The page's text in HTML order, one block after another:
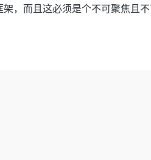
，而且这必须是个不可聚焦且